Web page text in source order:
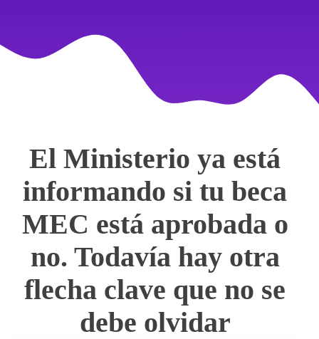
El Ministerio ya está
informando si tu beca
MEC está aprobada o
no. Todavía hay otra
flecha clave que no se
debe olvidar